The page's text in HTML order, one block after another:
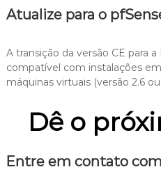
Atualize para o
A transição da versão CE para
compatível com instalações
máquinas virtuais (versão 2.6
Dê o
Entre em contato